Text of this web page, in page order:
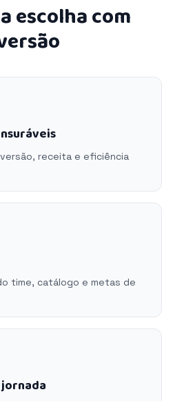
escolha com
receita e eficiência
time, catálogo e metas de